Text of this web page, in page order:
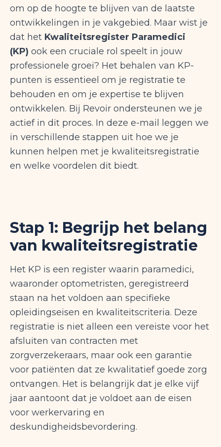
om op de hoogte te blijven van de laatste
ontwikkelingen in je vakgebied. Maar wist je
dat het Kwaliteitsregister Paramedici
(KP) ook een cruciale rol speelt in jouw
professionele groei? Het behalen van KP-
punten is essentieel om je registratie te
behouden en om je expertise te blijven
ontwikkelen. Bij Revoir ondersteunen we je
actief in dit proces. In deze e-mail leggen we
in verschillende stappen uit hoe we je
kunnen helpen met je kwaliteitsregistratie
en welke voordelen dit biedt.
Stap 1: Begrijp het belang
van kwaliteitsregistratie
Het KP is een register waarin paramedici,
waaronder optometristen, geregistreerd
staan na het voldoen aan specifieke
opleidingseisen en kwaliteitscriteria. Deze
registratie is niet alleen een vereiste voor het
afsluiten van contracten met
zorgverzekeraars, maar ook een garantie
voor patiënten dat ze kwalitatief goede zorg
ontvangen. Het is belangrijk dat je elke vijf
jaar aantoont dat je voldoet aan de eisen
voor werkervaring en
deskundigheidsbevordering.